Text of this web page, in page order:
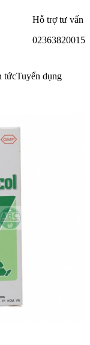
Hỗ trợ tư vấn
02363820015
tứcTuyển dụng